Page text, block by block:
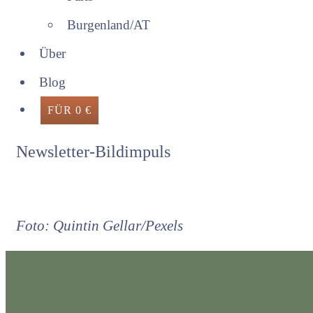
Burgenland/AT
Über
Blog
FÜR 0 €
Newsletter-Bildimpuls
Foto: Quintin Gellar/Pexels